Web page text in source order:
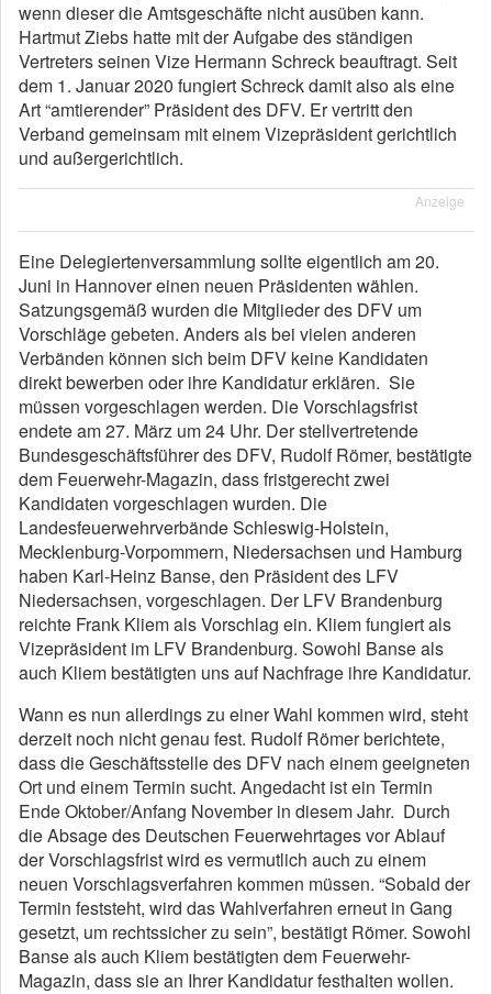
wenn dieser die Amtsgeschäfte nicht ausüben kann.
Hartmut Ziebs hatte mit der Aufgabe des ständigen
Vertreters seinen Vize Hermann Schreck beauftragt. Seit
dem 1. Januar 2020 fungiert Schreck damit also als eine
Art “amtierender” Präsident des DFV. Er vertritt den
Verband gemeinsam mit einem Vizepräsident gerichtlich
und außergerichtlich.
Anzeige
Eine Delegiertenversammlung sollte eigentlich am 20.
Juni in Hannover einen neuen Präsidenten wählen.
Satzungsgemäß wurden die Mitglieder des DFV um
Vorschläge gebeten. Anders als bei vielen anderen
Verbänden können sich beim DFV keine Kandidaten
direkt bewerben oder ihre Kandidatur erklären. Sie
müssen vorgeschlagen werden. Die Vorschlagsfrist
endete am 27. März um 24 Uhr. Der stellvertretende
Bundesgeschäftsführer des DFV, Rudolf Römer, bestätigte
dem Feuerwehr-Magazin, dass fristgerecht zwei
Kandidaten vorgeschlagen wurden. Die
Landesfeuerwehrverbände Schleswig-Holstein,
Mecklenburg-Vorpommern, Niedersachsen und Hamburg
haben Karl-Heinz Banse, den Präsident des LFV
Niedersachsen, vorgeschlagen. Der LFV Brandenburg
reichte Frank Kliem als Vorschlag ein. Kliem fungiert als
Vizepräsident im LFV Brandenburg. Sowohl Banse als
auch Kliem bestätigten uns auf Nachfrage ihre Kandidatur.
Wann es nun allerdings zu einer Wahl kommen wird, steht
derzeit noch nicht genau fest. Rudolf Römer berichtete,
dass die Geschäftsstelle des DFV nach einem geeigneten
Ort und einem Termin sucht. Angedacht ist ein Termin
Ende Oktober/Anfang November in diesem Jahr. Durch
die Absage des Deutschen Feuerwehrtages vor Ablauf
der Vorschlagsfrist wird es vermutlich auch zu einem
neuen Vorschlagsverfahren kommen müssen. “Sobald der
Termin feststeht, wird das Wahlverfahren erneut in Gang
gesetzt, um rechtssicher zu sein”, bestätigt Römer. Sowohl
Banse als auch Kliem bestätigten dem Feuerwehr-
Magazin, dass sie an Ihrer Kandidatur festhalten wollen.